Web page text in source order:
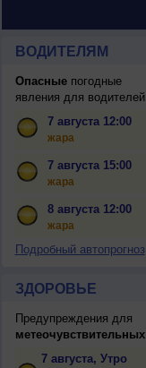
ВОДИТЕЛЯМ
Опасныепогодные
явления для водителей
7 августа 12:00
жара
7 августа 15:00
жара
8 августа 12:00
жара
Подробный автопрогноз
ЗДОРОВЬЕ
Предупреждения для
метеочувствительных
7 августа, Утро